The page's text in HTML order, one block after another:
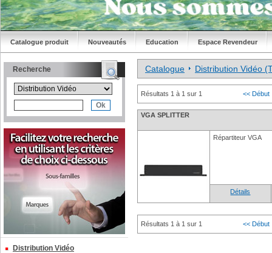
Catalogue produit Nouveautés Education Espace Revendeur
Recherche
Distribution Vidéo
Catalogue Distribution Vidéo
Résultats 1 à 1 sur 1 << Début
VGA SPLITTER
Répartiteur VGA
Détails
Résultats 1 à 1 sur 1 << Début